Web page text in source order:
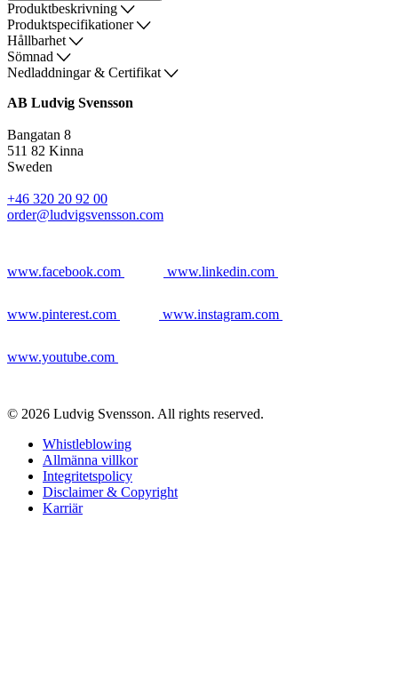
Produktbeskrivning
Produktspecifikationer
Hållbarhet
Sömnad
Nedladdningar & Certifikat
AB Ludvig Svensson
Bangatan 8
511 82 Kinna
Sweden
+46 320 20 92 00
order@ludvigsvensson.com
www.facebook.com www.linkedin.com
www.pinterest.com www.instagram.com
www.youtube.com
© 2026 Ludvig Svensson. All rights reserved.
Whistleblowing
Allmänna villkor
Integritetspolicy
Disclaimer & Copyright
Karriär